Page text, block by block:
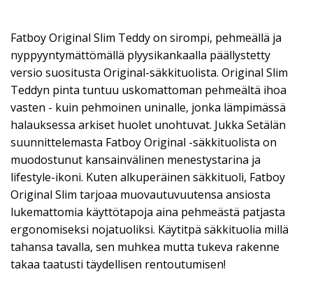
Fatboy Original Slim Teddy on sirompi, pehmeällä ja
nyppyyntymättömällä plyysikankaalla päällystetty
versio suositusta Original-säkkituolista. Original Slim
Teddyn pinta tuntuu uskomattoman pehmeältä ihoa
vasten - kuin pehmoinen uninalle, jonka lämpimässä
halauksessa arkiset huolet unohtuvat. Jukka Setälän
suunnittelemasta Fatboy Original -säkkituolista on
muodostunut kansainvälinen menestystarina ja
lifestyle-ikoni. Kuten alkuperäinen säkkituoli, Fatboy
Original Slim tarjoaa muovautuvuutensa ansiosta
lukemattomia käyttötapoja aina pehmeästä patjasta
ergonomiseksi nojatuoliksi. Käytitpä säkkituolia millä
tahansa tavalla, sen muhkea mutta tukeva rakenne
takaa taatusti täydellisen rentoutumisen!